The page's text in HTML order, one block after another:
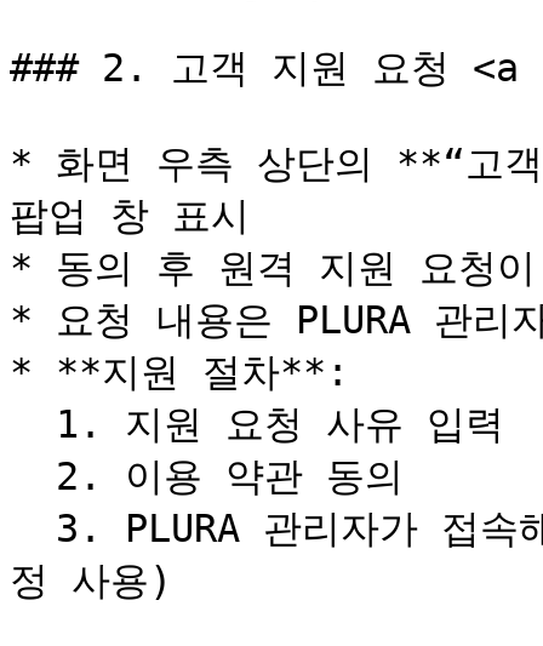
### 2. 고객 지원 요청
* 화면 우측 상단의 **“고
팝업 창 표시
* 동의 후 원격 지원 요청
* 요청 내용은 PLURA 관리
* **지원 절차**:
정 사용)